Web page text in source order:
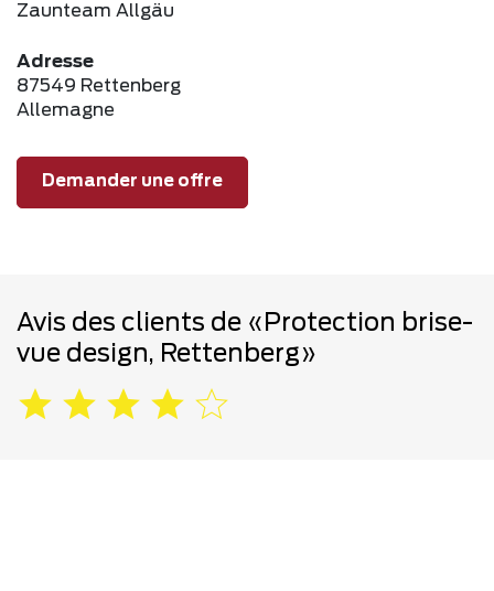
Zaunteam Allgäu
Adresse
87549 Rettenberg
Allemagne
Demander une offre
Avis des clients de «Protection brise-
vue design, Rettenberg»